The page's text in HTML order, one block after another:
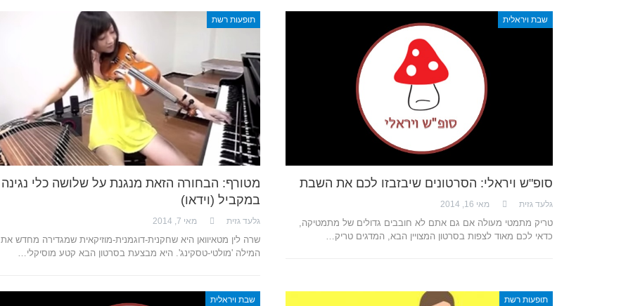
שבת ויראלית
סופ"ש ויראלי: הסרטונים שיבזבזו לכם את השבת
גלעד גזית מאי 16, 2014
טריק מתמטי מעולה אם גם אתם לא חובבים גדולים של מתמטיקה,
כדאי לכם מאוד לצפות בסרטון המצויין הבא, המדגים טריק…
תופעות רשת
מטורף: הבחורה הזאת מנגנת על שלושה כלי נגינה
במקביל (וידאו)
גלעד גזית מאי 7, 2014
שרה לין מטאיוואן היא שחקנית-דוגמנית-מוזיקאית שמגדירה מחדש את
המילה 'מולטי-טסקינג'. היא מבצעת בסרטון הבא קטע מוסיקלי…
תופעות רשת שבת ויראלית